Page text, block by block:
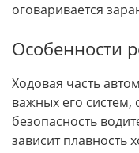
оговаривается
Особенности
Ходовая часть
важных его систем,
безопасность
зависит плавность